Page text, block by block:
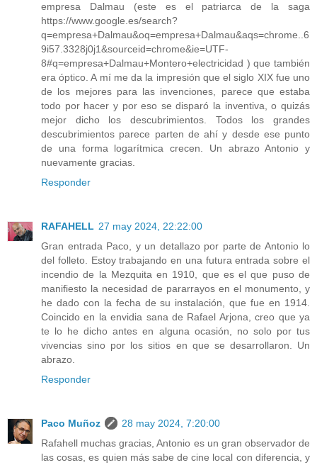
empresa Dalmau (este es el patriarca de la saga
https://www.google.es/search?
q=empresa+Dalmau&oq=empresa+Dalmau&aqs=chrome..6
9i57.3328j0j1&sourceid=chrome&ie=UTF-
8#q=empresa+Dalmau+Montero+electricidad ) que también
era óptico. A mí me da la impresión que el siglo XIX fue uno
de los mejores para las invenciones, parece que estaba
todo por hacer y por eso se disparó la inventiva, o quizás
mejor dicho los descubrimientos. Todos los grandes
descubrimientos parece parten de ahí y desde ese punto
de una forma logarítmica crecen. Un abrazo Antonio y
nuevamente gracias.
Responder
RAFAHELL 27 may 2024, 22:22:00
Gran entrada Paco, y un detallazo por parte de Antonio lo
del folleto. Estoy trabajando en una futura entrada sobre el
incendio de la Mezquita en 1910, que es el que puso de
manifiesto la necesidad de pararrayos en el monumento, y
he dado con la fecha de su instalación, que fue en 1914.
Coincido en la envidia sana de Rafael Arjona, creo que ya
te lo he dicho antes en alguna ocasión, no solo por tus
vivencias sino por los sitios en que se desarrollaron. Un
abrazo.
Responder
Paco Muñoz
28 may 2024, 7:20:00
Rafahell muchas gracias, Antonio es un gran observador de
las cosas, es quien más sabe de cine local con diferencia, y